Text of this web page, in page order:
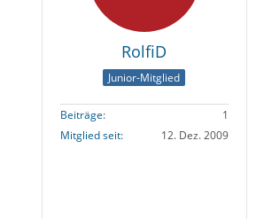
RolfiD
Junior-Mitglied
Beiträge
1
Mitglied seit
12. Dez. 2009